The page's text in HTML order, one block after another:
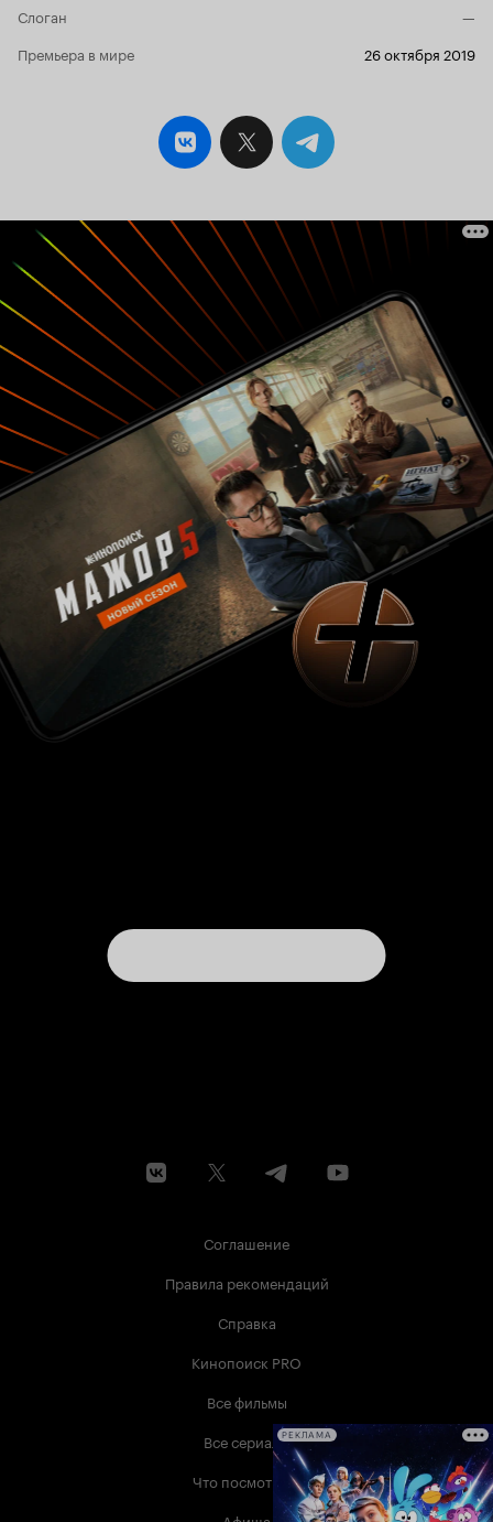
Слоган
—
Премьера в мире
26 октября 2019
Соглашение
Правила рекомендаций
Справка
Кинопоиск PRO
Все фильмы
Все сериалы
Что посмотреть
РЕКЛАМА